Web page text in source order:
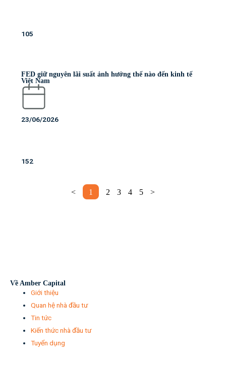
105
FED giữ nguyên lãi suất ảnh hưởng thế nào đến kinh tế
Việt Nam
23/06/2026
152
< 1 2 3 4 5 >
Về Amber Capital
Giới thiệu
Quan hệ nhà đầu tư
Tin tức
Kiến thức nhà đầu tư
Tuyển dụng